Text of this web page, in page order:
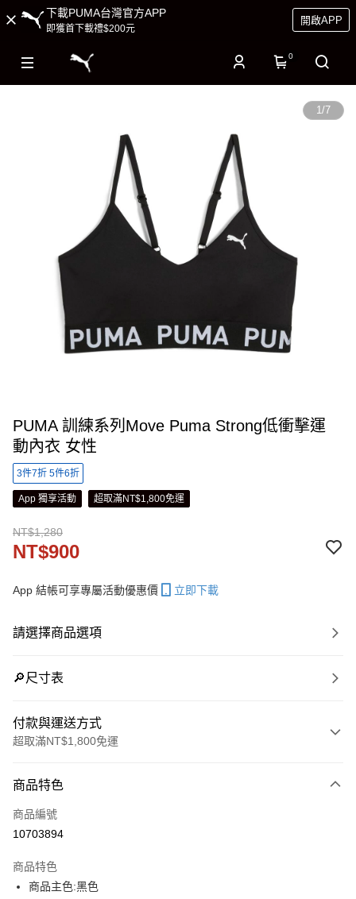
下載PUMA台灣官方APP
即獲首下載禮$200元
開啟APP
0
1/7
PUMA 訓練系列Move Puma Strong低衝擊運
動內衣 女性
3件7折 5件6折
App 獨享活動 超取滿NT$1,800免運
NT$1,280
NT$900
App 結帳可享專屬活動優惠價 立即下載
請選擇商品選項
🔎尺寸表
付款與運送方式
超取滿NT$1,800免運
信用卡一次付款
LINE Pay
街口支付
商品特色
商品編號
10703894
商品特色
商品主色:黑色